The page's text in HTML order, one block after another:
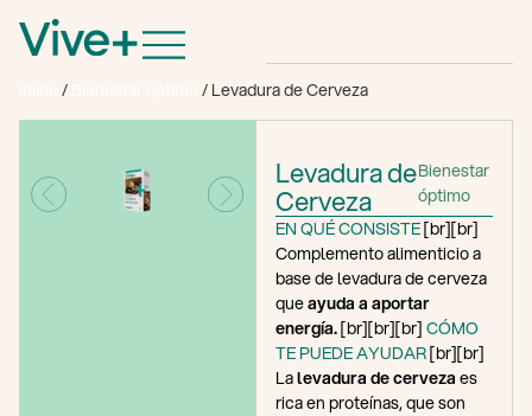
/ / Levadura de Cerveza
Levadura de
Cerveza
Bienestar
óptimo
EN QUÉ CONSISTE[br][br]
Complemento alimenticio a
base de levadura de cerveza
queayuda a aportar
energía.[br][br][br]CÓMO
TE PUEDE AYUDAR[br][br]
Lalevadura de cerveza es
rica en proteínas, que son